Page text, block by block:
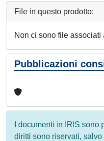
File in questo prodotto:
Non ci sono file associati
Pubblicazioni
I documenti in IRIS sono
diritti sono riservati,